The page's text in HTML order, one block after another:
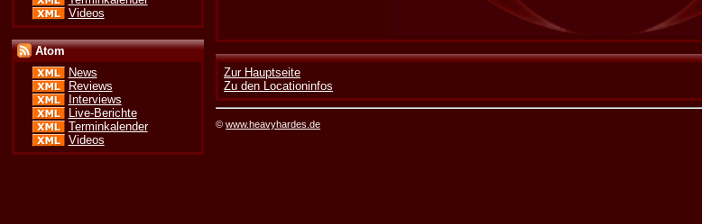
Videos
Atom
News
Reviews
Interviews
Live-Berichte
Terminkalender
Videos
Zur Hauptseite
Zu den Locationinfos
©www.heavyhardes.de